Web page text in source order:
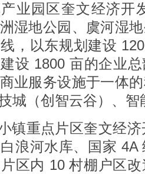
业园区奎文经济开
湿地公园、虞河湿
，以东规划建设
设 1800 亩的企业
业服务设施于一体
城（创智云谷）、
镇重点片区奎文经
浪河水库、国家 4A
区内 10 村棚户区